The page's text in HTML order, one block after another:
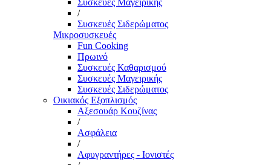
Συσκευές Μαγειρικής
/
Συσκευές Σιδερώματος
Μικροσυσκευές
Fun Cooking
Πρωινό
Συσκευές Καθαρισμού
Συσκευές Μαγειρικής
Συσκευές Σιδερώματος
Οικιακός Εξοπλισμός
Αξεσουάρ Κουζίνας
/
Ασφάλεια
/
Αφυγραντήρες - Ιονιστές